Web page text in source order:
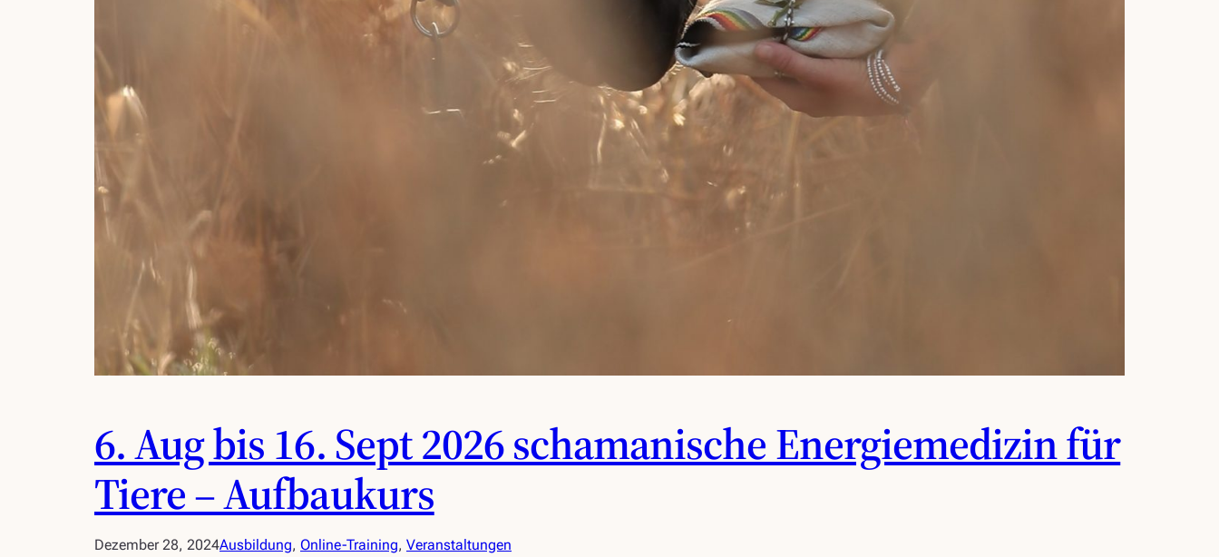
6. Aug bis 16. Sept 2026 schamanische Energiemedizin für
Tiere – Aufbaukurs
Dezember 28, 2024Ausbildung, Online-Training, Veranstaltungen